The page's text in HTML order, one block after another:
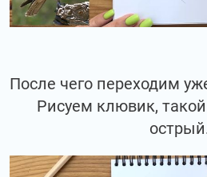
После чего переходим
Рисуем клювик,